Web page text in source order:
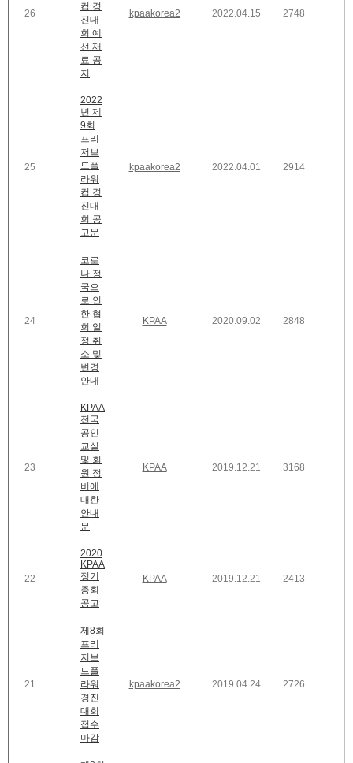
26
컵 경
진대
회 예
선 재
료 공
지
kpaakorea2 2022.04.15 2748
25
2022
년 제
9회
프리
저브
드플
라워
컵 경
진대
회 공
고문
kpaakorea2 2022.04.01 2914
24
코로
나 정
국으
로 인
한 협
회 일
정 취
소 및
변경
안내
KPAA 2020.09.02 2848
23
KPAA
전국
공인
교실
및 회
원 정
비에
대한
안내
문
KPAA 2019.12.21 3168
22
2020
KPAA
정기
총회
공고
KPAA 2019.12.21 2413
21
제8회
프리
저브
드플
라워
경진
대회
접수
마감
kpaakorea2 2019.04.24 2726